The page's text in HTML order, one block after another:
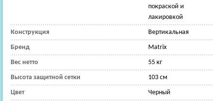
покраской и
лакировкой
Конструкция Вертикальная
Бренд Matrix
Вес нетто 55 кг
Высота защитной сетки 103 см
Цвет Черный